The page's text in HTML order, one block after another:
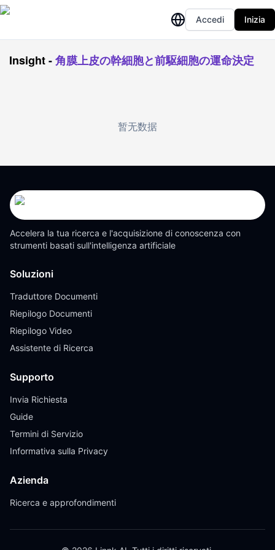
Accedi Inizia
Insight-角膜上皮の幹細胞と前駆細胞の運命決定
暂无数据
Accelera la tua ricerca e l'acquisizione di conoscenza con
strumenti basati sull'intelligenza artificiale
Soluzioni
Traduttore Documenti
Riepilogo Documenti
Riepilogo Video
Assistente di Ricerca
Supporto
Invia Richiesta
Guide
Termini di Servizio
Informativa sulla Privacy
Azienda
Ricerca e approfondimenti